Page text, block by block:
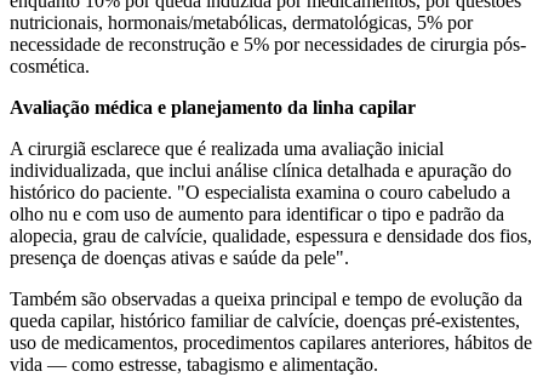
nutricionais, hormonais/metabólicas, dermatológicas, 5% por
necessidade de reconstrução e 5% por necessidades de cirurgia pós-
cosmética.
Avaliação médica e planejamento da linha capilar
A cirurgiã esclarece que é realizada uma avaliação inicial
individualizada, que inclui análise clínica detalhada e apuração do
histórico do paciente. "O especialista examina o couro cabeludo a
olho nu e com uso de aumento para identificar o tipo e padrão da
alopecia, grau de calvície, qualidade, espessura e densidade dos fios,
presença de doenças ativas e saúde da pele".
Também são observadas a queixa principal e tempo de evolução da
queda capilar, histórico familiar de calvície, doenças pré-existentes,
uso de medicamentos, procedimentos capilares anteriores, hábitos de
vida — como estresse, tabagismo e alimentação.